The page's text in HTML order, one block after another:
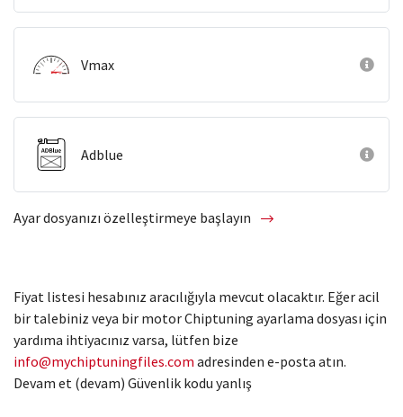
Vmax
Adblue
Ayar dosyanızı özelleştirmeye başlayın
Fiyat listesi hesabınız aracılığıyla mevcut olacaktır. Eğer acil
bir talebiniz veya bir motor Chiptuning ayarlama dosyası için
yardıma ihtiyacınız varsa, lütfen bize
info@mychiptuningfiles.com adresinden e-posta atın.
Devam et (devam) Güvenlik kodu yanlış